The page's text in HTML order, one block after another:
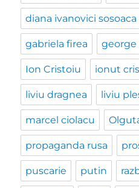
diana ivanovici sosoaca
gabriela firea george
Ion Cristoiu ionut
liviu dragnea liviu
marcel ciolacu
propaganda rusa
puscarie putin